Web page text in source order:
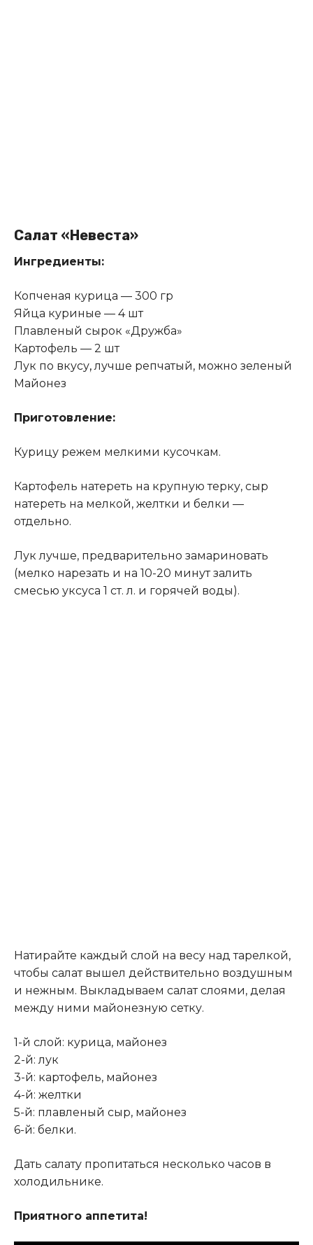
Салат «Невеста»
Ингредиенты:
Копченая курица — 300 гр
Яйца куриные — 4 шт
Плавленый сырок «Дружба»
Картофель — 2 шт
Лук по вкусу,лучше репчатый, можно зеленый
Майонез
Приготовление:
Курицу режем мелкими кусочкам.
Картофель натереть на крупную терку, сыр
натереть на мелкой, желтки и белки —
отдельно.
Лук лучше, предварительно замариновать
(мелко нарезать и на 10-20 минут залить
смесью уксуса 1 ст. л. и горячей воды).
Натирайте каждый слой на весу над тарелкой,
чтобы салат вышел действительно воздушным
и нежным. Выкладываем салат слоями, делая
между ними майонезную сетку.
1-й слой: курица, майонез
2-й: лук
3-й: картофель, майонез
4-й: желтки
5-й: плавленый сыр, майонез
6-й: белки.
Дать салату пропитаться несколько часов в
холодильнике.
Приятного аппетита!